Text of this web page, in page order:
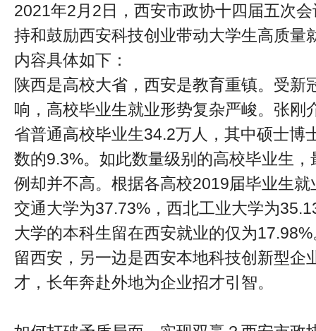
2021年2月2日，西安市政协十四届五次
持和鼓励西安科技创业带动大学生高质量
内容具体如下：
陕西是高校大省，西安是教育重镇。受新
响，高校毕业生就业形势复杂严峻。张刚
省普通高校毕业生34.2万人，其中硕士博
数的9.3%。如此数量级别的高校毕业生
例却并不高。根据各高校2019届毕业生
交通大学为37.73%，西北工业大学为
大学的本科生留在西安就业的仅为
留西安，另一边是西安本地科技创新型企
才，长年奔赴外地为企业招才引智。